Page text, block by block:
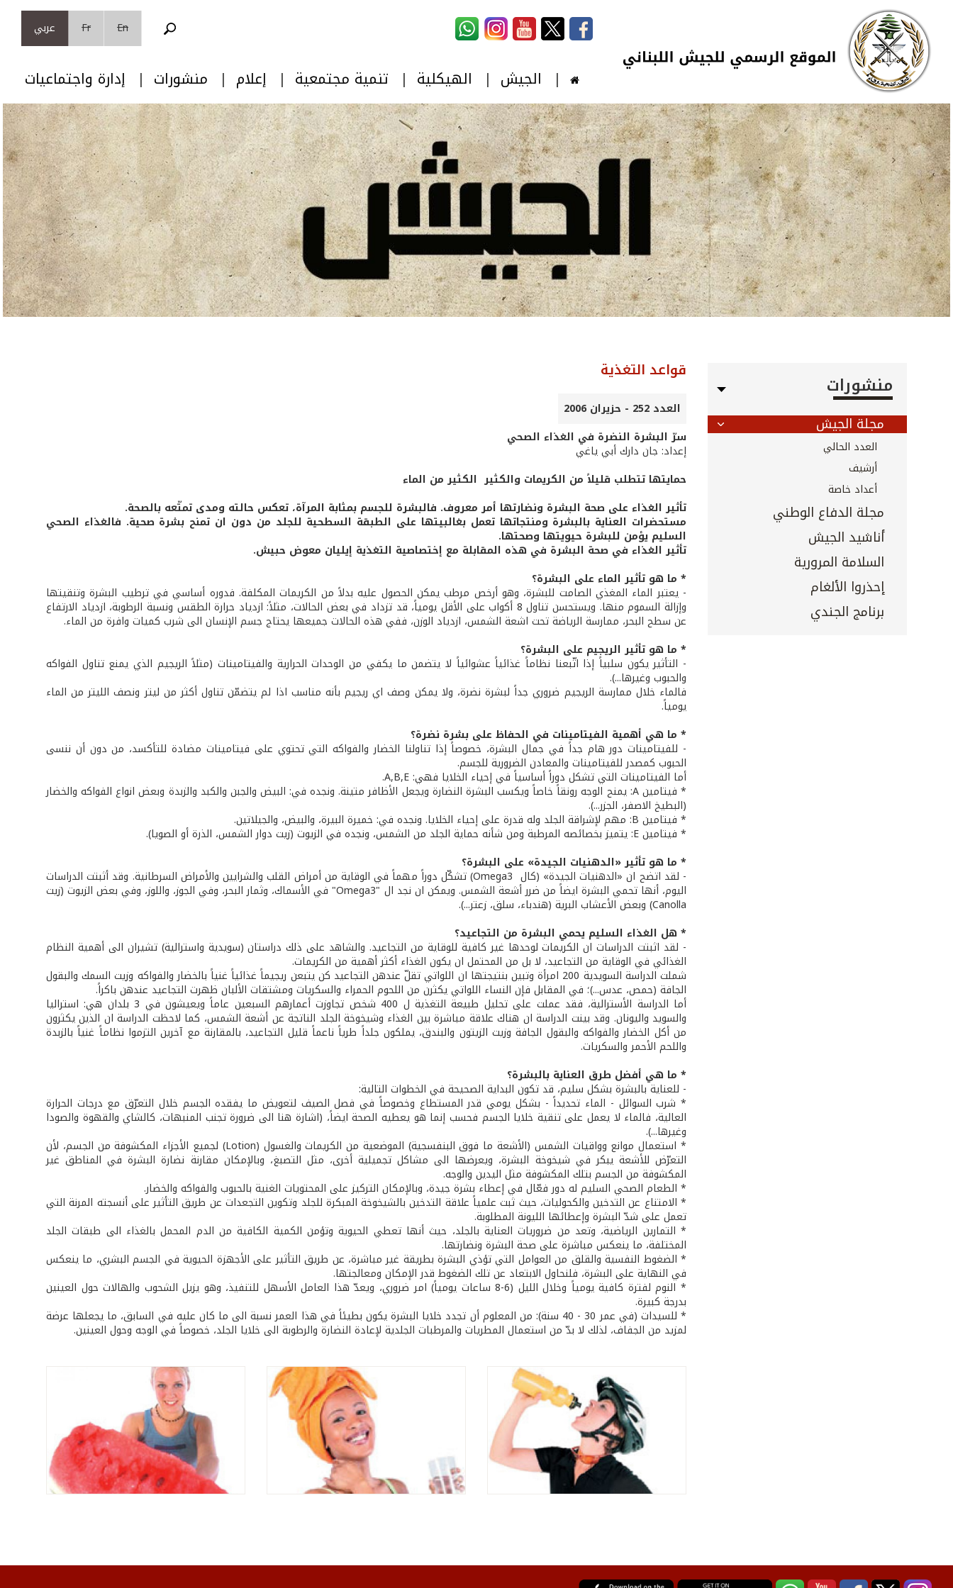
تجاوز إلى المحتوى الرئيسي
Skip to navigation
En
Fr عربي
الجيش الهيكلية تنمية مجتمعية إعلام منشورات إدارة واجتماعيات
منشورات
مجلة الجيش
العدد الحالي
أرشيف
أعداد خاصة
مجلة الدفاع الوطني
أناشيد الجيش
السلامة المرورية
إحذروا الألغام
برنامج الجندي
قواعد التغذية
العدد 252 - حزيران 2006
سرّ البشرة النضرة في الغذاء الصحي
إعداد: جان دارك أبي ياغي
حمايتها تتطلب قليلاً من الكريمات والكثير الكثير من الماء
تأثير الغذاء على صحة البشرة ونضارتها أمر معروف. فالبشرة للجسم بمثابة المرآة، تعكس حالته ومدى تمتّعه بالصحة.
مستحضرات العناية بالبشرة ومنتجاتها تعمل بغالبيتها على الطبقة السطحية للجلد من دون ان تمنح بشرة صحية. فالغذاء الصحي
السليم يؤمن للبشرة حيويتها وصحتها.
تأثير الغذاء في صحة البشرة في هذه المقابلة مع إختصاصية التغذية إيليان معوض حبيش.
* ما هو تأثير الماء على البشرة؟
- يعتبر الماء المغذي الصامت للبشرة، وهو أرخص مرطب يمكن الحصول عليه بدلاً من الكريمات المكلفة. فدوره أساسي في ترطيب البشرة وتنقيتها
وإزالة السموم منها. ويستحسن تناول 8 أكواب على الأقل يومياً، قد تزداد في بعض الحالات، مثلاً: ازدياد حرارة الطقس ونسبة الرطوبة، ازدياد الارتفاع
عن سطح البحر، ممارسة الرياضة تحت اشعة الشمس، ازدياد الوزن، ففي هذه الحالات جميعها يحتاج جسم الإنسان الى شرب كميات وافرة من الماء.
* ما هو تأثير الريجيم على البشرة؟
- التأثير يكون سلبياً إذا اتّبعنا نظاماً غذائياً عشوائياً لا يتضمن ما يكفي من الوحدات الحرارية والفيتامينات (مثلاً الريجيم الذي يمنع تناول الفواكه
والحبوب وغيرها...).
فالماء خلال ممارسة الريجيم ضروري جداً لبشرة نضرة، ولا يمكن وصف اي ريجيم بأنه مناسب اذا لم يتضمّن تناول أكثر من ليتر ونصف الليتر من الماء
يومياً.
* ما هي أهمية الفيتامينات في الحفاظ على بشرة نضرة؟
- للفيتامينات دور هام جداً في جمال البشرة، خصوصاً إذا تناولنا الخضار والفواكه التي تحتوي على فيتامينات مضادة للتأكسد، من دون أن ننسى
الحبوب كمصدر للفيتامينات والمعادن الضرورية للجسم.
أما الفيتامينات التي تشكل دوراً أساسياً في إحياء الخلايا فهي: A,B,E.
* فيتامين A: يمنح الوجه رونقاً خاصاً ويكسب البشرة النضارة ويجعل الأظافر متينة. ونجده في: البيض والجبن والكبد والزبدة وبعض انواع الفواكه والخضار
(البطيخ الاصفر، الجزر...).
* فيتامين B: مهم لإشراقة الجلد وله قدرة على إحياء الخلايا. ونجده في: خميرة البيرة، والبيض، والجيلاتين.
* فيتامين E: يتميز بخصائصه المرطبة ومن شأنه حماية الجلد من الشمس، ونجده في الزيوت (زيت دوار الشمس، الذرة أو الصويا).
* ما هو تأثير «الدهنيات الجيدة» على البشرة؟
- لقد اتضح ان «الدهنيات الجيدة» (كال Omega3) تشكّل دوراً مهماً في الوقاية من أمراض القلب والشرايين والأمراض السرطانية. وقد أثبتت الدراسات
اليوم، أنها تحمي البشرة ايضاً من ضرر أشعة الشمس. ويمكن ان نجد ال "Omega3" في الأسماك، وثمار البحر، وفي الجوز، واللوز، وفي بعض الزيوت (زيت
Canolla) وبعض الأعشاب البرية (هندباء، سلق، زعتر...).
* هل الغذاء السليم يحمي البشرة من التجاعيد؟
- لقد اثبتت الدراسات ان الكريمات لوحدها غير كافية للوقاية من التجاعيد. والشاهد على ذلك دراستان (سويدية واسترالية) تشيران الى أهمية النظام
الغذائي في الوقاية من التجاعيد، لا بل من المحتمل ان يكون الغذاء أكثر أهمية من الكريمات.
شملت الدراسة السويدية 200 امرأة وتبين بنتيجتها ان اللواتي تقلّ عندهن التجاعيد كن يتبعن ريجيماً غذائياً غنياً بالخضار والفواكه وزيت السمك والبقول
الجافة (حمص، عدس...)؛ في المقابل فإن النساء اللواتي يكثرن من اللحوم الحمراء والسكريات ومشتقات الألبان ظهرت التجاعيد عندهن باكراً.
أما الدراسة الأسترالية، فقد عملت على تحليل طبيعة التغذية ل 400 شخص تجاوزت أعمارهم السبعين عاماً ويعيشون في 3 بلدان هي: استراليا
والسويد واليونان. وقد بينت الدراسة ان هناك علاقة مباشرة بين الغذاء وشيخوخة الجلد الناتجة عن أشعة الشمس، كما لاحظت الدراسة ان الذين يكثرون
من أكل الخضار والفواكه والبقول الجافة وزيت الزيتون والبندق، يملكون جلداً طرياً ناعماً قليل التجاعيد، بالمقارنة مع آخرين التزموا نظاماً غنياً بالزبدة
واللحم الأحمر والسكريات.
* ما هي أفضل طرق العناية بالبشرة؟
- للعناية بالبشرة بشكل سليم، قد تكون البداية الصحيحة في الخطوات التالية:
* شرب السوائل - الماء تحديداً - بشكل يومي قدر المستطاع وخصوصاً في فصل الصيف لتعويض ما يفقده الجسم خلال التعرّق مع درجات الحرارة
العالية، فالماء لا يعمل على تنقية خلايا الجسم فحسب إنما هو يعطيه الصحة ايضاً، (اشارة هنا الى ضرورة تجنب المنبهات، كالشاي والقهوة والصودا
وغيرها...).
* استعمال موانع وواقيات الشمس (الأشعة ما فوق البنفسجية) الموضعية من الكريمات والغسول (Lotion) لجميع الأجزاء المكشوفة من الجسم، لأن
التعرّض للأشعة يبكر في شيخوخة البشرة، ويعرضها الى مشاكل تجميلية أخرى، مثل التصبغ، وبالإمكان مقارنة نضارة البشرة في المناطق غير
المكشوفة من الجسم بتلك المكشوفة مثل اليدين والوجه.
* الطعام الصحي السليم له دور فعّال في إعطاء بشرة جيدة، وبالإمكان التركيز على المحتويات الغنية بالحبوب والفواكه والخضار.
* الامتناع عن التدخين والكحوليات، حيث ثبت علمياً علاقة التدخين بالشيخوخة المبكرة للجلد وتكوين التجعدات عن طريق التأثير على أنسجته المرنة التي
تعمل على شدّ البشرة وإعطائها الليونة المطلوبة.
* التمارين الرياضية، وتعد من ضروريات العناية بالجلد، حيث أنها تعطي الحيوية وتؤمن الكمية الكافية من الدم المحمل بالغذاء الى طبقات الجلد
المختلفة، ما ينعكس مباشرة على صحة البشرة ونضارتها.
* الضغوط النفسية والقلق من العوامل التي تؤذي البشرة بطريقة غير مباشرة، عن طريق التأثير على الأجهزة الحيوية في الجسم البشري، ما ينعكس
في النهاية على البشرة، فلنحاول الابتعاد عن تلك الضغوط قدر الإمكان ومعالجتها.
* النوم لفترة كافية يومياً وخلال الليل (6-8 ساعات يومياً) امر ضروري، ويعدّ هذا العامل الأسهل للتنفيذ، وهو يزيل الشحوب والهالات حول العينين
بدرجة كبيرة.
* للسيدات (في عمر 30 - 40 سنة): من المعلوم أن تجدد خلايا البشرة يكون بطيئاً في هذا العمر نسبة الى ما كان عليه في السابق، ما يجعلها عرضة
لمزيد من الجفاف، لذلك لا بدّ من استعمال المطريات والمرطبات الجلدية لإعادة النضارة والرطوبة الى خلايا الجلد، خصوصاً في الوجه وحول العينين.